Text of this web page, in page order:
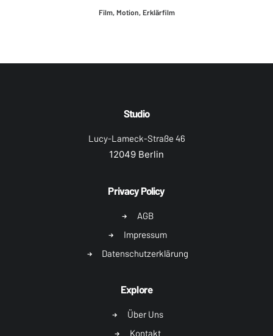
Film, Motion Erklärfilm
Studio
Lucy-Lameck-Straße 46
12049 Berlin
Privacy Policy
AGB
Impressum
Datenschutzerklärung
Explore
Über Uns
Kontakt